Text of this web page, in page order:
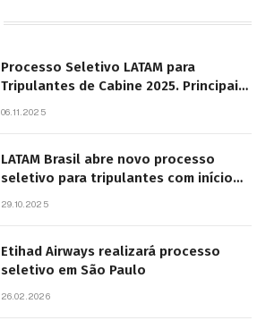
Processo Seletivo LATAM para
Tripulantes de Cabine 2025. Principais
06.11.2025
LATAM Brasil abre novo processo
seletivo para tripulantes com início
29.10.2025
Etihad Airways realizará processo
seletivo em São Paulo
26.02.2026